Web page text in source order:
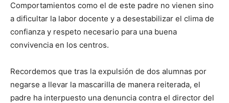
Comportamientos como el de este padre no vienen sino
a dificultar la labor docente y a desestabilizar el clima de
confianza y respeto necesario para una buena
convivencia en los centros.
Recordemos que tras la expulsión de dos alumnas por
negarse a llevar la mascarilla de manera reiterada, el
padre ha interpuesto una denuncia contra el director del